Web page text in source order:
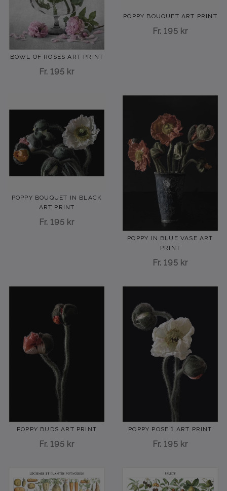
BOWL OF ROSES ART PRINT
Fr. 195 kr
POPPY BOUQUET ART PRINT
Fr. 195 kr
POPPY BOUQUET IN BLACK
ART PRINT
Fr. 195 kr
POPPY IN BLUE VASE ART
PRINT
Fr. 195 kr
POPPY BUDS ART PRINT
Fr. 195 kr
POPPY POSE 1 ART PRINT
Fr. 195 kr